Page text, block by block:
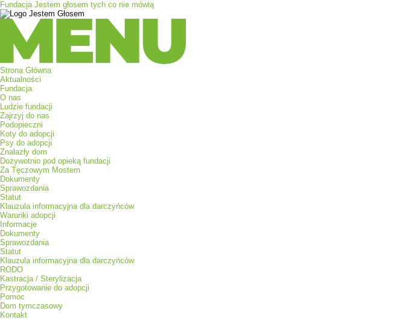
Fundacja Jestem głosem tych co nie mówią
Menu
Strona Główna
Aktualności
Fundacja
O nas
Ludzie fundacji
Zajrzyj do nas
Podopieczni
Koty do adopcji
Psy do adopcji
Znalazły dom
Dożywotnio pod opieką fundacji
Za Tęczowym Mostem
Dokumenty
Sprawozdania
Statut
Klauzula informacyjna dla darczyńców
Warunki adopcji
Informacje
Dokumenty
Sprawozdania
Statut
Klauzula informacyjna dla darczyńców
RODO
Kastracja / Sterylizacja
Przygotowanie do adopcji
Pomoc
Dom tymczasowy
Kontakt